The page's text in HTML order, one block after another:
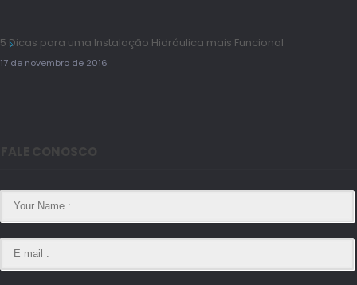
5 Dicas para uma Instalação Hidráulica mais Funcional
17 de novembro de 2016